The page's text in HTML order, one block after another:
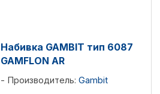
Набивка GAMBIT тип 6087
GAMFLON AR
Производитель: Gambit